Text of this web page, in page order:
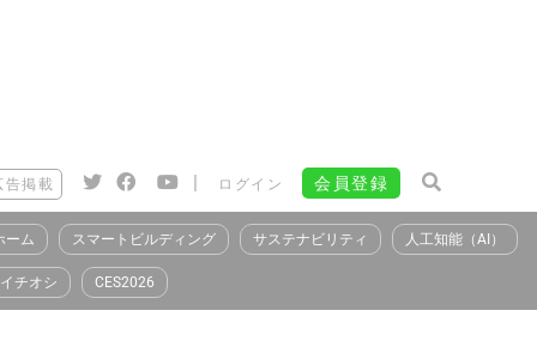
告掲載 | ログイン 会員登録
ーム スマートビルディング サステナビリティ 人工知能（AI）
イチオシ CES2026